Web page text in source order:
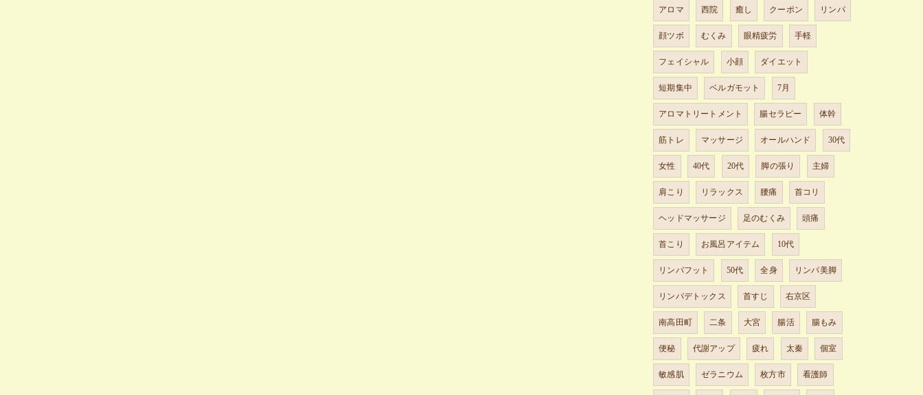
アロマ 西院 癒し クーポン リンパ
顔ツボ むくみ 眼精疲労 手軽
フェイシャル 小顔 ダイエット
短期集中 ベルガモット 7月
アロマトリートメント 腸セラピー 体幹
筋トレ マッサージ オールハンド 30代
女性 40代 20代 脚の張り 主婦
肩こり リラックス 腰痛 首コリ
ヘッドマッサージ 足のむくみ 頭痛
首こり お風呂アイテム 10代
リンパフット 50代 全身 リンパ美脚
リンパデトックス 首すじ 右京区
南高田町 二条 大宮 腸活 腸もみ
便秘 代謝アップ 疲れ 太秦 個室
敏感肌 ゼラニウム 枚方市 看護師